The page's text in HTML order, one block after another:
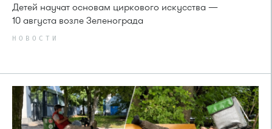
Детей научат основам циркового искусства —
10 августа возле Зеленограда
НОВОСТИ